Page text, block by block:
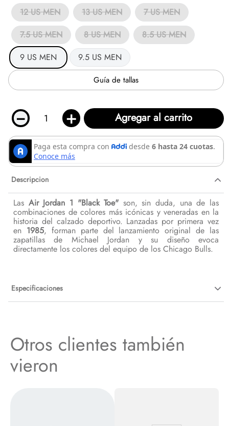
12 US MEN
13 US MEN
7 US MEN
7.5 US MEN
8 US MEN
8.5 US MEN
9 US MEN
9.5 US MEN
Guía de tallas
＋
－ Agregar al carrito
Descripcion
Las Air Jordan 1 "Black Toe" son, sin duda, una de las
combinaciones de colores más icónicas y veneradas en la
historia del calzado deportivo. Lanzadas por primera vez
en 1985, forman parte del lanzamiento original de las
zapatillas de Michael Jordan y su diseño evoca
directamente los colores del equipo de los Chicago Bulls.
Especificaciones
Otros clientes también
vieron